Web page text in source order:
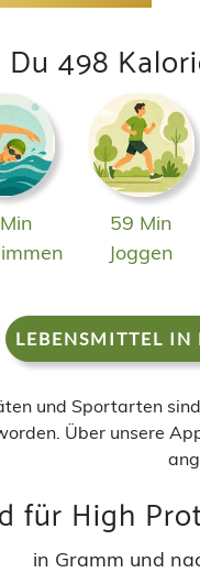
498
59 Min
Joggen
LEBENSMITTEL IN
und Sportarten
Über unsere
für High
in Gramm und